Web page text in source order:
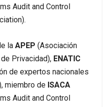
Audit and Control
la APEP (Asociación
Privacidad), ENATIC
de expertos nacionales
miembro de ISACA
Audit and Control